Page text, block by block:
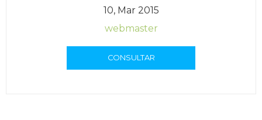
10, Mar 2015
webmaster
CONSULTAR